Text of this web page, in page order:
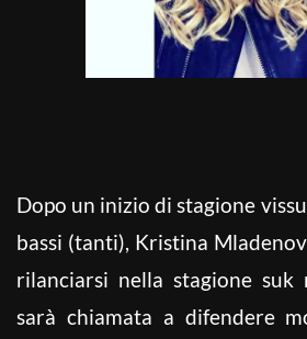
Dopo un inizio di stagione
bassi (tanti), Kristina
rilanciarsi nella stagione suk
sarà chiamata a difendere